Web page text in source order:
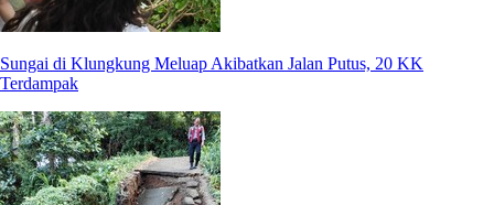
Sungai di Klungkung Meluap Akibatkan Jalan Putus, 20 KK
Terdampak